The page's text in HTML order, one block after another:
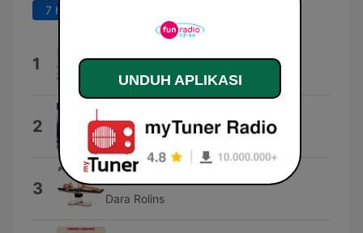
7 hari terakhir
1 December
Zuzana Smatanová
2 Milióóóny Přání
Chinaski
3 Rush
Dara Rolins
UNDUH APLIKASI